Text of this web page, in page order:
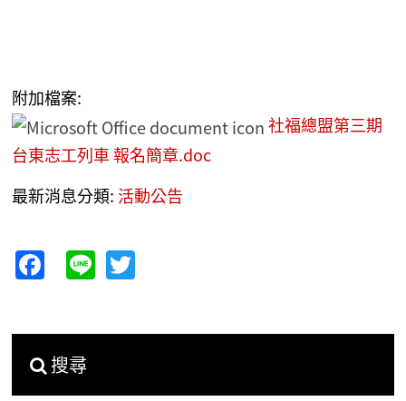
附加檔案:
社福總盟第三期
台東志工列車 報名簡章.doc
最新消息分類: 活動公告
Facebook
Line
搜尋